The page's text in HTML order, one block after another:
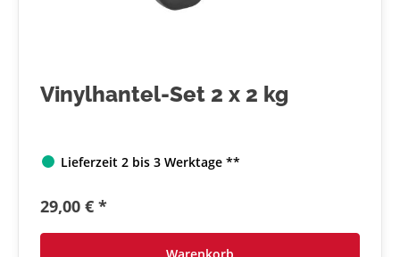
Vinylhantel-Set 2 x 2 kg
Lieferzeit 2 bis 3 Werktage **
29,00 € *